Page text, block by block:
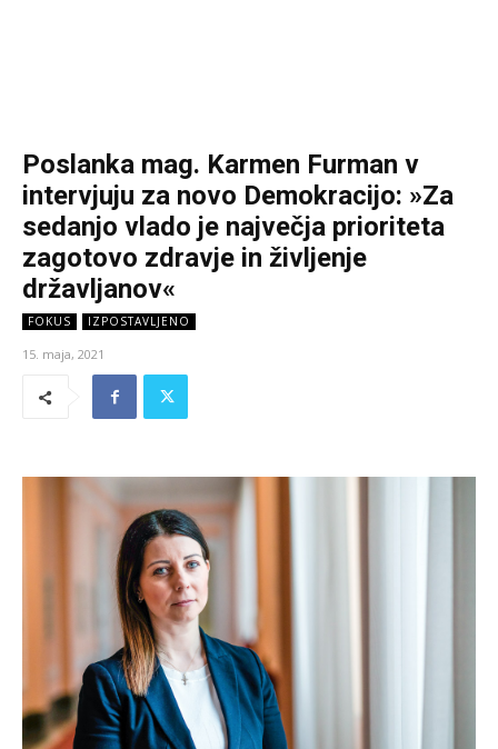
Poslanka mag. Karmen Furman v
intervjuju za novo Demokracijo: »Za
sedanjo vlado je največja prioriteta
zagotovo zdravje in življenje
državljanov«
FOKUS IZPOSTAVLJENO
15. maja, 2021